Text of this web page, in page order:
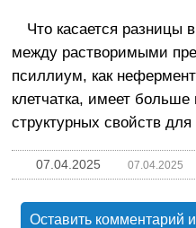
Что касается разницы
между растворимыми
псиллиум, как
клетчатка, имеет
структурных свойств
07.04.2025 07.04.2025
Оставить комментарий